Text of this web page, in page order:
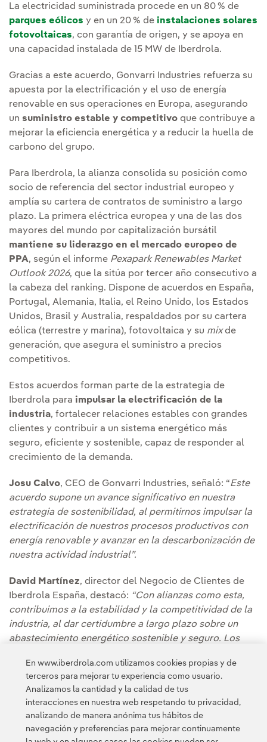
La electricidad suministrada procede en un 80 % de
parques eólicos y en un 20 % de instalaciones solares
fotovoltaicas, con garantía de origen, y se apoya en
una capacidad instalada de 15 MW de Iberdrola.
Gracias a este acuerdo, Gonvarri Industries refuerza su
apuesta por la electrificación y el uso de energía
renovable en sus operaciones en Europa, asegurando
un suministro estable y competitivo que contribuye a
mejorar la eficiencia energética y a reducir la huella de
carbono del grupo.
Para Iberdrola, la alianza consolida su posición como
socio de referencia del sector industrial europeo y
amplía su cartera de contratos de suministro a largo
plazo. La primera eléctrica europea y una de las dos
mayores del mundo por capitalización bursátil
mantiene su liderazgo en el mercado europeo de
PPA, según el informe Pexapark Renewables Market
Outlook 2026, que la sitúa por tercer año consecutivo a
la cabeza del ranking. Dispone de acuerdos en España,
Portugal, Alemania, Italia, el Reino Unido, los Estados
Unidos, Brasil y Australia, respaldados por su cartera
eólica (terrestre y marina), fotovoltaica y su mixde
generación, que asegura el suministro a precios
competitivos.
Estos acuerdos forman parte de la estrategia de
Iberdrola para impulsar la electrificación de la
industria, fortalecer relaciones estables con grandes
clientes y contribuir a un sistema energético más
seguro, eficiente y sostenible, capaz de responder al
crecimiento de la demanda.
Josu Calvo, CEO de Gonvarri Industries, señaló: “Este
acuerdo supone un avance significativo en nuestra
estrategia de sostenibilidad, al permitirnos impulsar la
electrificación de nuestros procesos productivos con
energía renovable y avanzar en la descarbonización de
nuestra actividad industrial”.
David Martínez, director del Negocio de Clientes de
Iberdrola España, destacó: “Con alianzas como esta,
contribuimos a la estabilidad y la competitividad de la
industria, al dar certidumbre a largo plazo sobre un
abastecimiento energético sostenible y seguro. Los
y la actividad productiva y avanzar en la electrificación
de la economía”.
En www.iberdrola.com utilizamos cookies propias y de
terceros para mejorar tu experiencia como usuario.
Analizamos la cantidad y la calidad de tus
interacciones en nuestra web respetando tu privacidad,
analizando de manera anónima tus hábitos de
navegación y preferencias para mejorar continuamente